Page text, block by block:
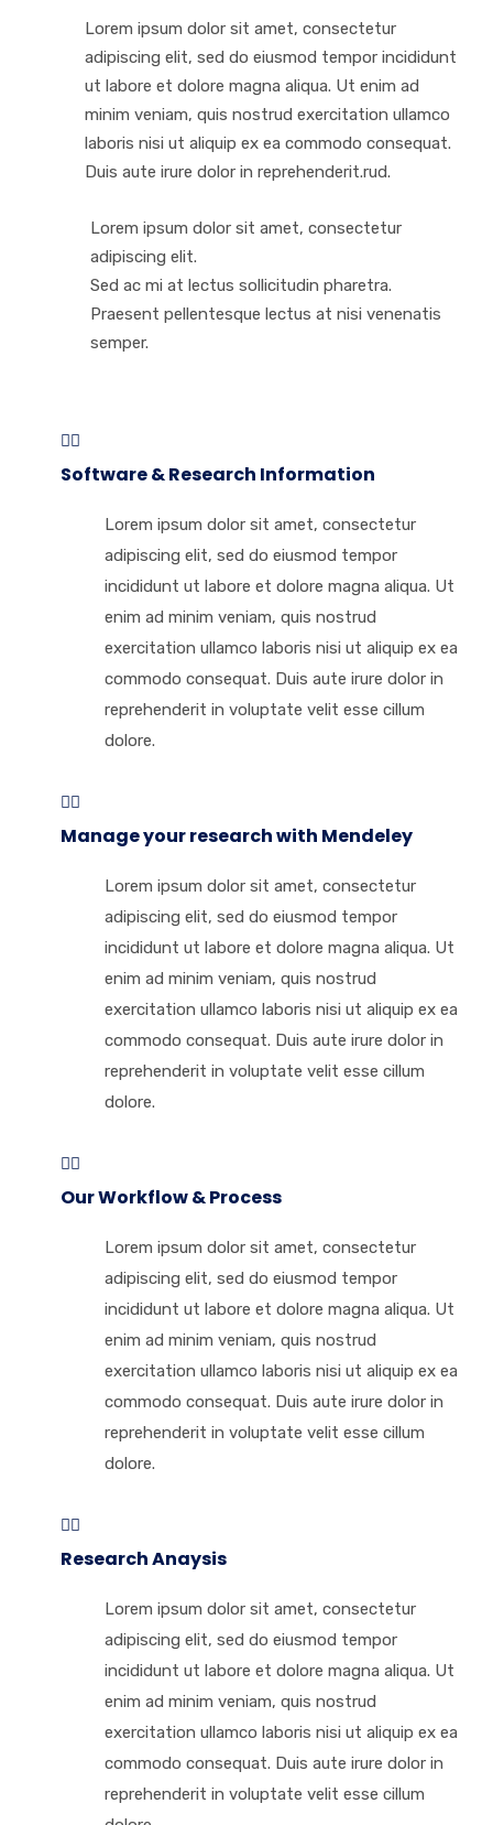
Lorem ipsum dolor sit amet, consectetur
adipiscing elit, sed do eiusmod tempor incididunt
ut labore et dolore magna aliqua. Ut enim ad
minim veniam, quis nostrud exercitation ullamco
laboris nisi ut aliquip ex ea commodo consequat.
Duis aute irure dolor in reprehenderit.rud.
Lorem ipsum dolor sit amet, consectetur
adipiscing elit.
Sed ac mi at lectus sollicitudin pharetra.
Praesent pellentesque lectus at nisi venenatis
semper.
Software & Research Information
Lorem ipsum dolor sit amet, consectetur
adipiscing elit, sed do eiusmod tempor
incididunt ut labore et dolore magna aliqua. Ut
enim ad minim veniam, quis nostrud
exercitation ullamco laboris nisi ut aliquip ex ea
commodo consequat. Duis aute irure dolor in
reprehenderit in voluptate velit esse cillum
dolore.
Manage your research with Mendeley
Lorem ipsum dolor sit amet, consectetur
adipiscing elit, sed do eiusmod tempor
incididunt ut labore et dolore magna aliqua. Ut
enim ad minim veniam, quis nostrud
exercitation ullamco laboris nisi ut aliquip ex ea
commodo consequat. Duis aute irure dolor in
reprehenderit in voluptate velit esse cillum
dolore.
Our Workflow & Process
Lorem ipsum dolor sit amet, consectetur
adipiscing elit, sed do eiusmod tempor
incididunt ut labore et dolore magna aliqua. Ut
enim ad minim veniam, quis nostrud
exercitation ullamco laboris nisi ut aliquip ex ea
commodo consequat. Duis aute irure dolor in
reprehenderit in voluptate velit esse cillum
dolore.
Research Anaysis
Lorem ipsum dolor sit amet, consectetur
adipiscing elit, sed do eiusmod tempor
incididunt ut labore et dolore magna aliqua. Ut
enim ad minim veniam, quis nostrud
exercitation ullamco laboris nisi ut aliquip ex ea
commodo consequat. Duis aute irure dolor in
reprehenderit in voluptate velit esse cillum